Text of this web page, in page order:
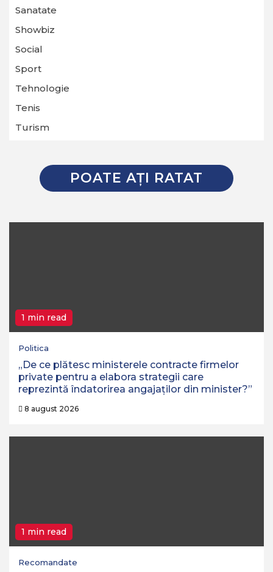
Sanatate
Showbiz
Social
Sport
Tehnologie
Tenis
Turism
POATE AŢI RATAT
1 min read
Politica
„De ce plătesc ministerele contracte firmelor
private pentru a elabora strategii care
reprezintă îndatorirea angajaților din minister?”
8 august 2026
1 min read
Recomandate